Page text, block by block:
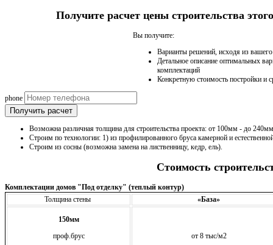
Получите расчет цены строительства
Вы получите:
Варианты решений, исходя из
Детальное описание оптимальных
комплектаций
Конкретную стоимость постройки и
phone
Получить расчет
Возможна различная толщина для строительства проекта: от 100мм - до
Строим по технологии: 1) из профилированного бруса камерной и
Строим из сосны (возможна замена на лиственницу, кедр, ель).
Стоимость
Комплектации домов "Под отделку" (теплый контур)
Толщина стены
«База»
150мм
проф.брус
от 8 тыс/м2